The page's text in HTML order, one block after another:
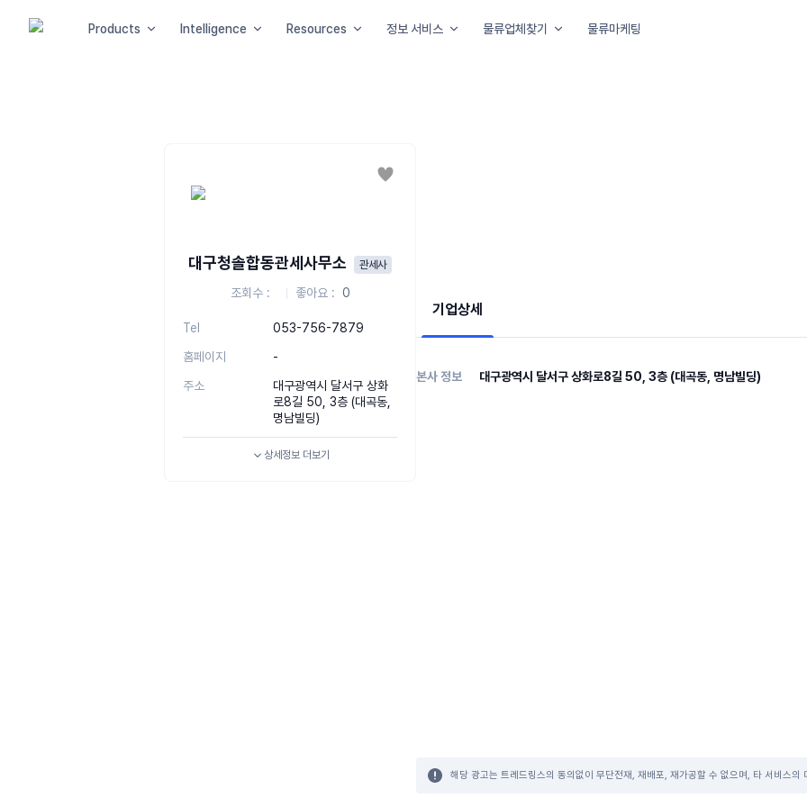
Products Intelligence Resources 정보 서비스 물류업체찾기 물류마케팅
좋아요
대구청솔합동관세사무소 관세사
조회수 좋아요 0
Tel
053-756-7879
홈페이지
-
주소
대구광역시 달서구 상화
로8길 50, 3층 (대곡동,
명남빌딩)
상세정보 더보기
기업상세
본사 정보 대구광역시 달서구 상화로8길 50, 3층 (대곡동, 명남빌딩)
해당 광고는 트레드링스의 동의없이 무단전재, 재배포, 재가공할 수 없으며, 타 서비스의